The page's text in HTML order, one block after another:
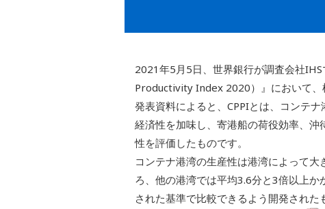
2021年5月5日、世界銀行が調査会社
Productivity Index 2020）』において、
発表資料によると、CPPIとは、コンテ
経済性を加味し、寄港船の荷役効率、
性を評価したものです。
コンテナ港湾の生産性は港湾によって
ろ、他の港湾では平均3.6分と3倍以上
された基準で比較できるよう開発された